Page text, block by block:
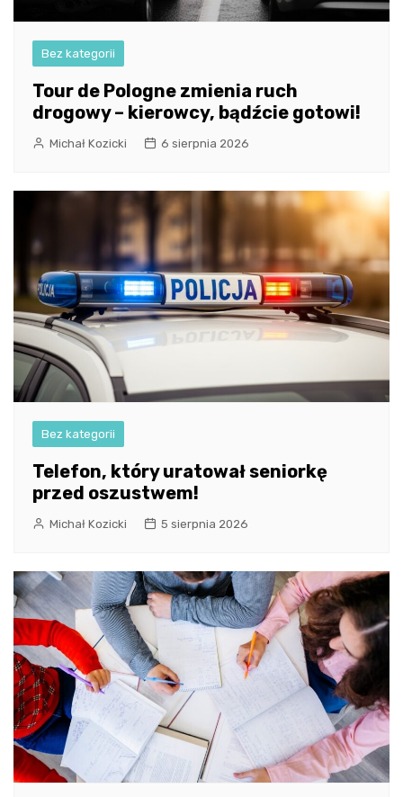
Bez kategorii
Tour de Pologne zmienia ruch
drogowy – kierowcy, bądźcie gotowi!
Michał Kozicki 6 sierpnia 2026
Bez kategorii
Telefon, który uratował seniorkę
przed oszustwem!
Michał Kozicki 5 sierpnia 2026